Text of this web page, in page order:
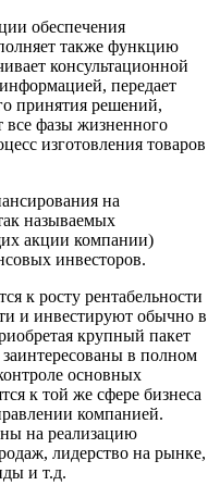
обеспечения
также функцию
консультационной
передает
принятия решений,
фазы жизненного
изготовления товаров
на
называемых
акции компании)
инвесторов.
к росту рентабельности
и инвестируют обычно в
крупный пакет
в полном
основных
к той же сфере бизнеса
компанией.
на реализацию
лидерство на рынке,
и т.д.